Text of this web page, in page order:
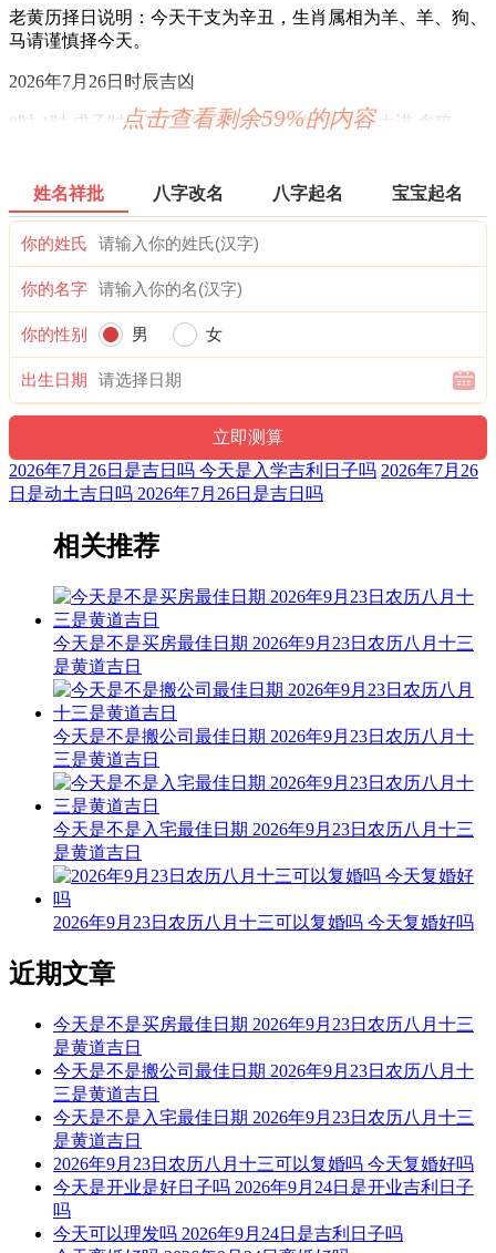
老黄历择日说明：今天干支为辛丑，生肖属相为羊、羊、狗、
马请谨慎择今天。
2026年7月26日时辰吉凶
0时-1时 戊子时：沖马 煞南 时沖戊午 白虎 贵人 大进 贪狼
赴任
忌：白虎须用 麒麟符制 否则 诸事不宜
1时-3时 己丑时： 沖羊 煞东 时沖己未 不遇 玉堂 右弼 唐符
宜：修造 盖屋 移徙 安床 入宅 开业 开仓 见贵 求财 嫁娶 进人
口
忌：赴任 出行
3时-5时 庚寅时： 沖猴 煞北 时沖庚申 天兵 六合 进贵 喜神
宜：祈福 求嗣 订婚 嫁娶 出行 求财 开业 交易 安床
忌：上樑 盖屋 入殓
5时-7时 辛卯时： 沖鸡 煞西 时沖辛酉 三合 进贵 天赦 贪狼
安葬 赴任
7时-9时 壬辰时： 沖狗 煞南 时沖壬戍 六戊 雷兵 司命 右弼
宜：作灶 祭祀 斋醮 酬神 修造 赴任 见贵 求财 出行 嫁娶 进人
口 移徙 安葬
忌：祈福 求嗣 乘船
9时-11时 癸巳时： 沖猪 煞东 时沖癸亥 日破
忌：日时相沖 诸事不宜
忌：修造 动土
13时-15时 乙未时： 沖牛 煞西 时沖乙丑 三合 福星 明星 武曲
宜：祈福 求嗣 订婚 嫁娶 出行 求财 开业 交易 安床 祭祀
忌：
15时-17时 丙申时： 沖虎 煞南 时沖丙寅 天刑 路空 禄贵
宜：求嗣 出行 求财 嫁娶 安葬
点击查看剩余59%的内容
姓名祥批 八字改名 八字起名 宝宝起名
你的姓氏
你的名字
你的性别 男 女
出生日期
2026年7月26日是吉日吗 今天是入学吉利日子吗 2026年7月26
日是动土吉日吗 2026年7月26日是吉日吗
相关推荐
今天是不是买房最佳日期 2026年9月23日农历八月十三
是黄道吉日
今天是不是搬公司最佳日期 2026年9月23日农历八月十
三是黄道吉日
今天是不是入宅最佳日期 2026年9月23日农历八月十三
是黄道吉日
2026年9月23日农历八月十三可以复婚吗 今天复婚好吗
近期文章
今天是不是买房最佳日期 2026年9月23日农历八月十三
是黄道吉日
今天是不是搬公司最佳日期 2026年9月23日农历八月十
三是黄道吉日
今天是不是入宅最佳日期 2026年9月23日农历八月十三
是黄道吉日
2026年9月23日农历八月十三可以复婚吗 今天复婚好吗
今天是开业是好日子吗 2026年9月24日是开业吉利日子
吗
今天可以理发吗 2026年9月24日是吉利日子吗